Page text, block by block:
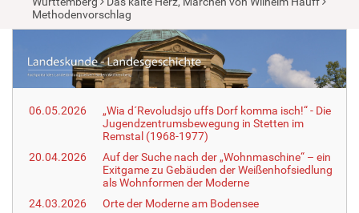
e
h
e
:
Methodenvorschlag
06.05.2026
„Wia d´Revoludsjo uffs Dorf komma isch!“ - Die
Jugendzentrumsbewegung in Stetten im
Remstal (1968-1977)
20.04.2026
Auf der Suche nach der „Wohnmaschine“ – ein
Exitgame zu Gebäuden der Weißenhofsiedlung
als Wohnformen der Moderne
24.03.2026
Orte der Moderne am Bodensee